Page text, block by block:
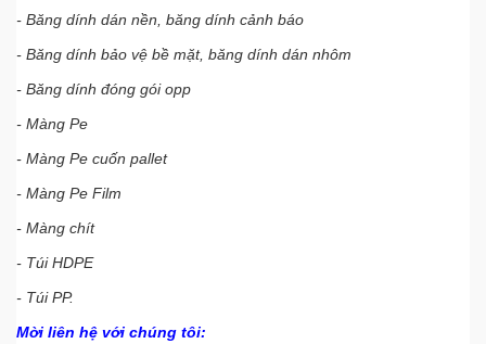
- Băng dính dán nền, băng dính cảnh báo
- Băng dính bảo vệ bề mặt, băng dính dán nhôm
- Băng dính đóng gói opp
- Màng Pe
- Màng Pe cuốn pallet
- Màng Pe Film
- Màng chít
- Túi HDPE
- Túi PP.
Mời liên hệ với chúng tôi: